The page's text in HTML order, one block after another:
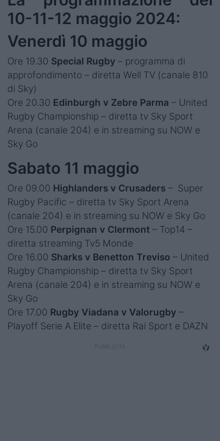
10-11-12 maggio 2024:
Venerdì 10 maggio
Ore 19.30 Special Rugby – programma di
approfondimento – diretta Well TV (canale 810
di Sky)
Ore 20.30 Edinburgh v Zebre Parma – United
Rugby Championship – diretta tv Sky Sport
Arena (canale 204) e in streaming su NOW e
Sky Go
Sabato 11 maggio
Ore 09.00 Highlanders v Crusaders – Super
Rugby Pacific – diretta tv Sky Sport Arena
(canale 204) e in streaming su NOW e Sky Go
Ore 15.00 Perpignan v Clermont – Top14 –
diretta streaming Tv5 Monde
Ore 16.00 Sharks v Benetton Treviso – United
Rugby Championship – diretta tv Sky Sport
Arena (canale 204) e in streaming su NOW e
Sky Go
Ore 17.00 Rugby Viadana v Valorugby –
Playoff Serie A Elite – diretta Rai Sport e DAZN